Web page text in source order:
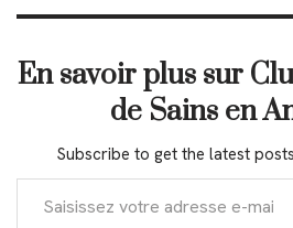
En savoir plus sur
de Sains en
Subscribe to get the latest